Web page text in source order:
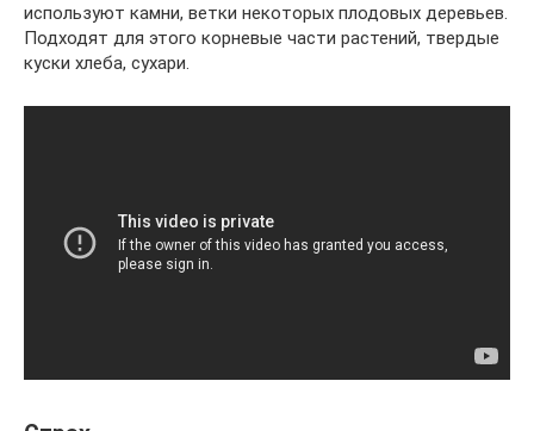
используют камни, ветки некоторых плодовых деревьев.
Подходят для этого корневые части растений, твердые
куски хлеба, сухари.